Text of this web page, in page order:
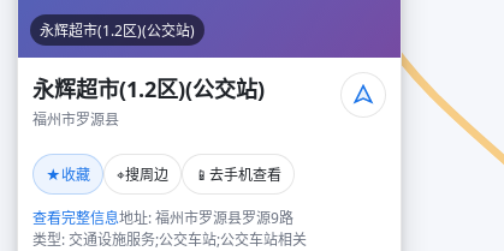
永辉超市(1.2区)(公交站)
永辉超市(1.2区)(公交站)
福州市罗源县
★收藏 ⌖搜周边 📱 去手机查看
查看完整信息地址: 福州市罗源县罗源9路
类型: 交通设施服务;公交车站;公交车站相关